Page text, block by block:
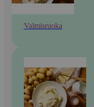
Valmisruoka